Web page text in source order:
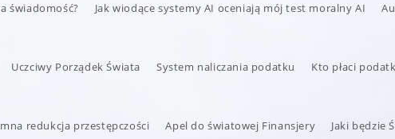
świadomość? Jak wiodące systemy AI oceniają mój test moralny AI
Uczciwy Porządek Świata System naliczania podatku Kto płaci
redukcja przestępczości Apel do światowej Finansjery Jaki będzie